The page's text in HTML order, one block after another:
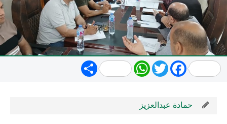
Share WhatsApp
TwitterFacebook
حمادة عبدالعزيز